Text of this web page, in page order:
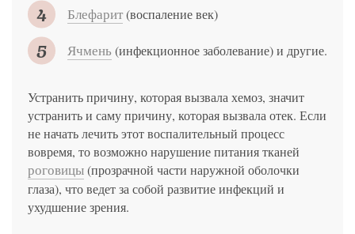
Блефарит(воспаление век)
Ячмень (инфекционное заболевание) и другие.
Устранить причину, которая вызвала хемоз, значит
устранить и саму причину, которая вызвала отек. Если
не начать лечить этот воспалительный процесс
вовремя, то возможно нарушение питания тканей
роговицы(прозрачной части наружной оболочки
глаза), что ведет за собой развитие инфекций и
ухудшение зрения.